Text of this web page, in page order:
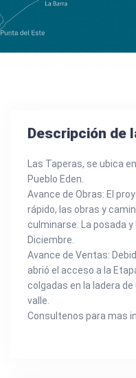
Descripción de
Las Taperas, se ubica
Pueblo Eden.
Avance de Obras: El
rápido, las obras y
culminarse. La posada
Diciembre.
Avance de Ventas:
abrió el acceso a la
colgadas en la ladera
valle.
Consultenos para mas